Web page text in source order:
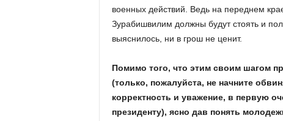
военных действий. Ведь на переднем
Зурабишвилим должны будут стоять и
выяснилось, ни в грош не ценит.
Помимо того, что этим своим шагом
(только, пожалуйста, не начните
корректность и уважение, в первую
президенту), ясно дав понять